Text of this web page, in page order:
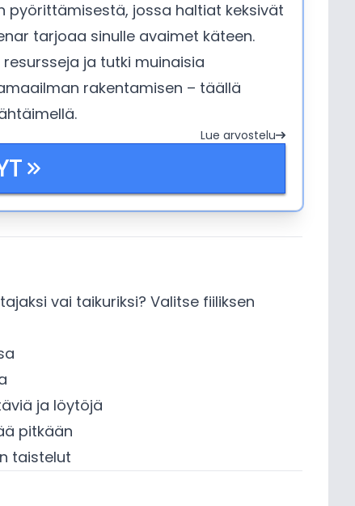
pyörittämisestä, jossa haltiat keksivät
tarjoaa sinulle avaimet käteen.
ja tutki muinaisia
rakentamisen – täällä
Lue arvostelu
vai taikuriksi? Valitse fiiliksen
ja löytöjä
pitkään
taistelut